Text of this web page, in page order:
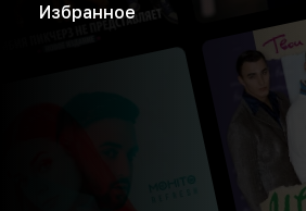
Избранное